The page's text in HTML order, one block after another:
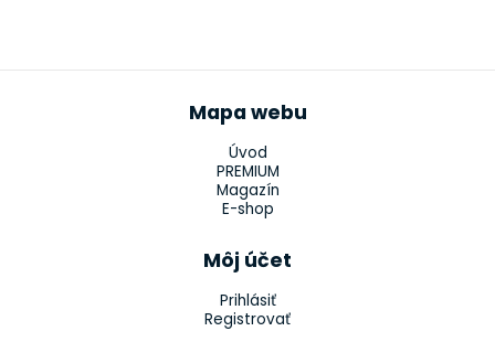
Mapa webu
Úvod
PREMIUM
Magazín
E-shop
Môj účet
Prihlásiť
Registrovať